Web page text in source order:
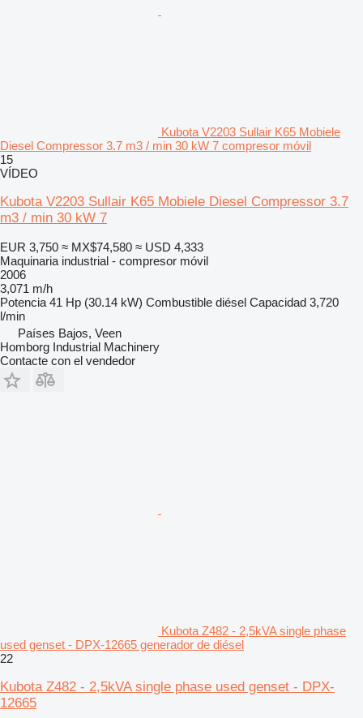
Kubota V2203 Sullair K65 Mobiele
Diesel Compressor 3.7 m3 / min 30 kW 7 compresor móvil
15
VÍDEO
Kubota V2203 Sullair K65 Mobiele Diesel Compressor 3.7
m3 / min 30 kW 7
EUR 3,750 ≈ MX$74,580 ≈ USD 4,333
Maquinaria industrial - compresor móvil
2006
3,071 m/h
Potencia 41 Hp (30.14 kW) Combustible diésel Capacidad 3,720
l/min
Países Bajos, Veen
Homborg Industrial Machinery
Contacte con el vendedor
Kubota Z482 - 2,5kVA single phase
used genset - DPX-12665 generador de diésel
22
Kubota Z482 - 2,5kVA single phase used genset - DPX-
12665